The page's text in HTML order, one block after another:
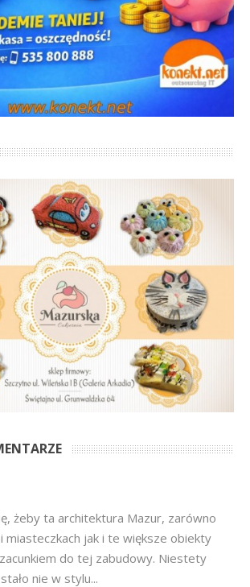
żeby ta architektura Mazur, zarówno
miasteczkach jak i te większe obiekty
do tej zabudowy. Niestety
nie w stylu...